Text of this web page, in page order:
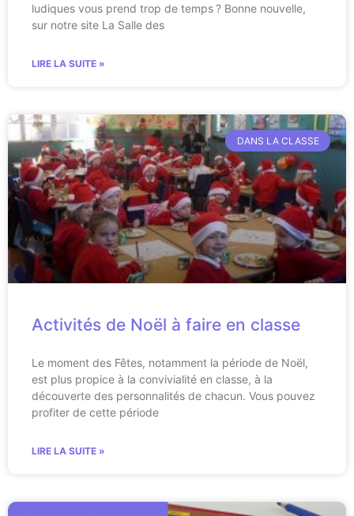
ludiques vous prend trop de temps ? Bonne nouvelle,
sur notre site La Salle des
LIRE LA SUITE »
DANS LA CLASSE
Activités de Noël à faire en classe
Le moment des Fêtes, notamment la période de Noël,
est plus propice à la convivialité en classe, à la
découverte des personnalités de chacun. Vous pouvez
profiter de cette période
LIRE LA SUITE »